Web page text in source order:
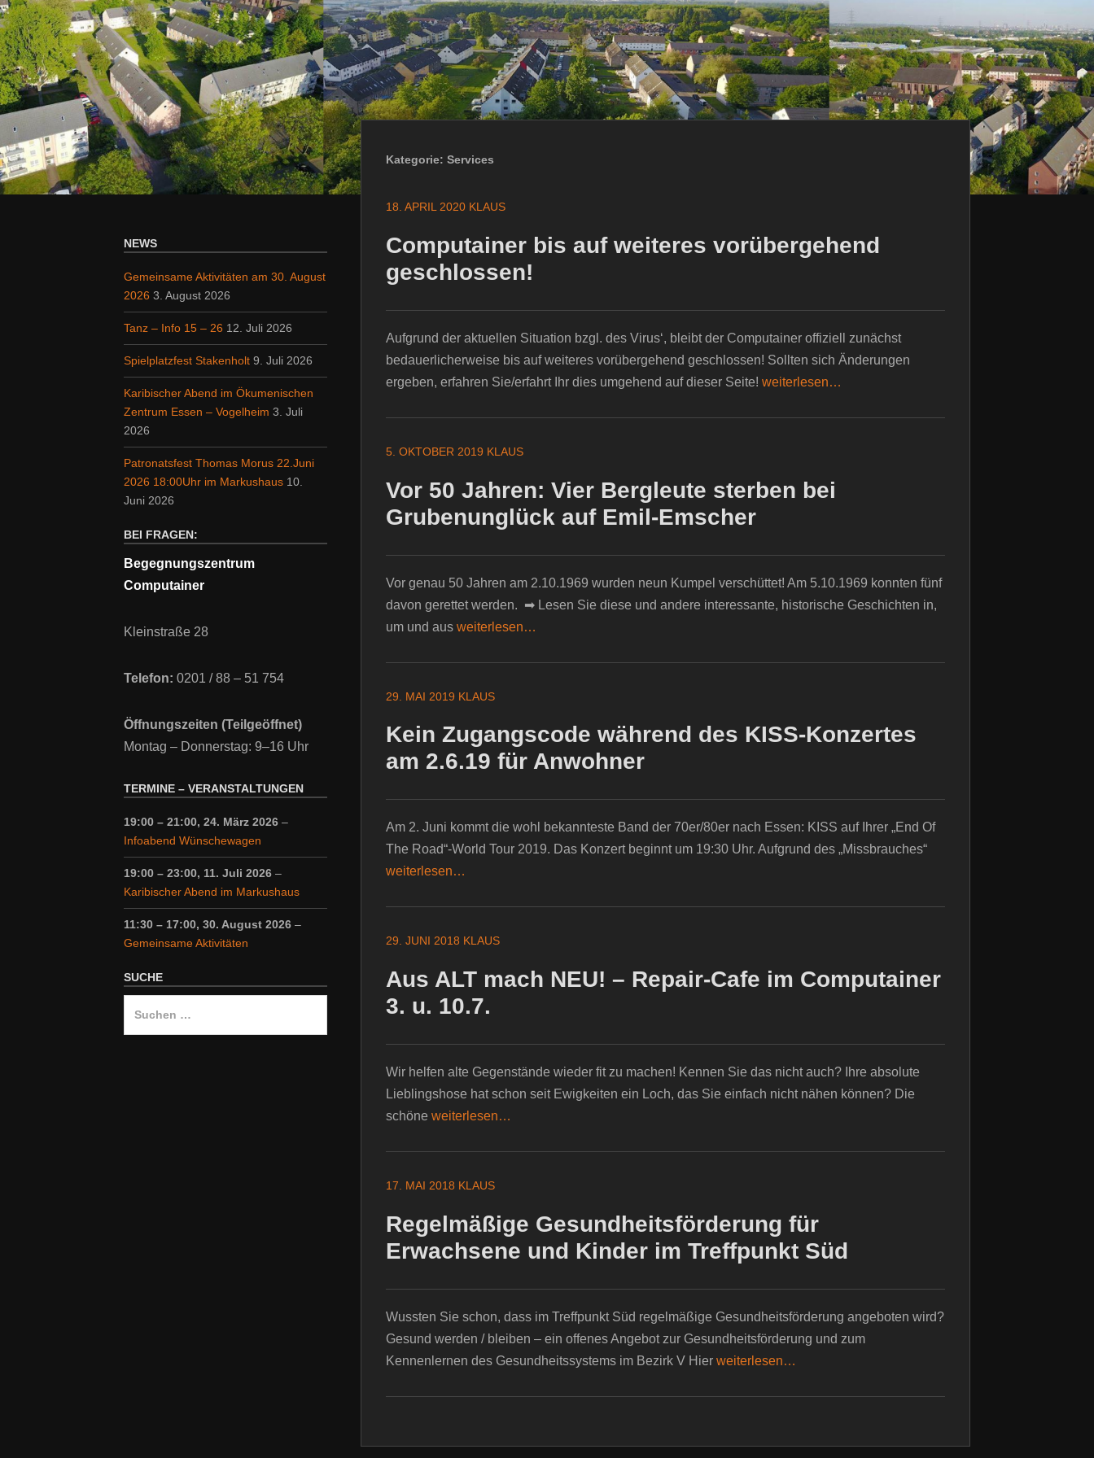
Kategorie:Services
18. APRIL 2020 KLAUS
Computainer bis auf weiteres vorübergehend
geschlossen!
Aufgrund der aktuellen Situation bzgl. des Virus‘, bleibt der Computainer offiziell zunächst
bedauerlicherweise bis auf weiteres vorübergehend geschlossen! Sollten sich Änderungen
ergeben, erfahren Sie/erfahrt Ihr dies umgehend auf dieser Seite!weiterlesen…
5. OKTOBER 2019 KLAUS
Vor 50 Jahren: Vier Bergleute sterben bei
Grubenunglück auf Emil-Emscher
Vor genau 50 Jahren am 2.10.1969 wurden neun Kumpel verschüttet! Am 5.10.1969 konnten fünf
davon gerettet werden. ➡ Lesen Sie diese und andere interessante, historische Geschichten in,
um und ausweiterlesen…
29. MAI 2019 KLAUS
Kein Zugangscode während des KISS-Konzertes
am 2.6.19 für Anwohner
Am 2. Juni kommt die wohl bekannteste Band der 70er/80er nach Essen: KISS auf Ihrer „End Of
The Road“-World Tour 2019. Das Konzert beginnt um 19:30 Uhr. Aufgrund des „Missbrauches“
weiterlesen…
29. JUNI 2018 KLAUS
Aus ALT mach NEU! – Repair-Cafe im Computainer
3. u. 10.7.
Wir helfen alte Gegenstände wieder fit zu machen! Kennen Sie das nicht auch? Ihre absolute
Lieblingshose hat schon seit Ewigkeiten ein Loch, das Sie einfach nicht nähen können? Die
schöneweiterlesen…
17. MAI 2018 KLAUS
Regelmäßige Gesundheitsförderung für
Erwachsene und Kinder im Treffpunkt Süd
Wussten Sie schon, dass im Treffpunkt Süd regelmäßige Gesundheitsförderung angeboten wird?
Gesund werden / bleiben – ein offenes Angebot zur Gesundheitsförderung und zum
Kennenlernen des Gesundheitssystems im Bezirk V Hierweiterlesen…
NEWS
Gemeinsame Aktivitäten am 30. August
2026 3. August 2026
Tanz – Info 15 – 26 12. Juli 2026
Spielplatzfest Stakenholt 9. Juli 2026
Karibischer Abend im Ökumenischen
Zentrum Essen – Vogelheim 3. Juli
2026
Patronatsfest Thomas Morus 22.Juni
2026 18:00Uhr im Markushaus 10.
Juni 2026
BEI FRAGEN:
Begegnungszentrum
Computainer
Kleinstraße 28
Telefon: 0201 / 88 – 51 754
Öffnungszeiten (Teilgeöffnet)
Montag – Donnerstag: 9–16 Uhr
TERMINE – VERANSTALTUNGEN
19:00 – 21:00, 24. März 2026 –
Infoabend Wünschewagen
19:00 – 23:00, 11. Juli 2026 –
Karibischer Abend im Markushaus
11:30 – 17:00, 30. August 2026 –
Gemeinsame Aktivitäten
SUCHE